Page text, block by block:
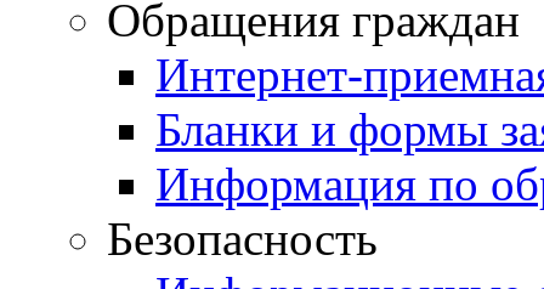
Обращения граждан
Интернет-
Бланки и формы
Информация по
Безопасность